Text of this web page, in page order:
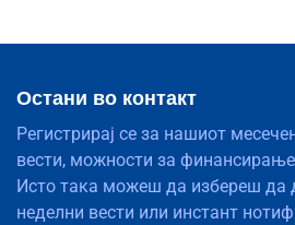
Остани во контакт
Регистрирај се за нашиот
вести, можности за
Исто така можеш да избереш да
неделни вести или инстант